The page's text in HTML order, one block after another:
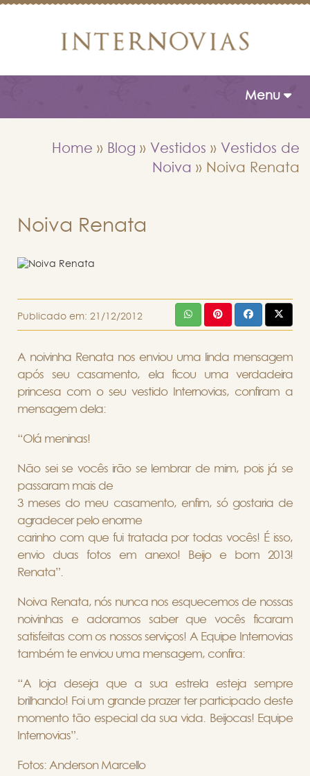
Toggle
Menu
Home » Blog » Vestidos » Vestidos de
Noiva » Noiva Renata
Noiva Renata
Publicado em: 21/12/2012
A noivinha Renata nos enviou uma linda mensagem
após seu casamento, ela ficou uma verdadeira
princesa com o seu vestido Internovias, confiram a
mensagem dela:
“Olá meninas!
Não sei se vocês irão se lembrar de mim, pois já se
passaram mais de
3 meses do meu casamento, enfim, só gostaria de
agradecer pelo enorme
carinho com que fui tratada por todas vocês! É isso,
envio duas fotos em anexo! Beijo e bom 2013!
Renata”.
Noiva Renata, nós nunca nos esquecemos de nossas
noivinhas e adoramos saber que vocês ficaram
satisfeitas com os nossos serviços! A Equipe Internovias
também te enviou uma mensagem, confira:
“A loja deseja que a sua estrela esteja sempre
brilhando! Foi um grande prazer ter participado deste
momento tão especial da sua vida. Beijocas! Equipe
Internovias”.
Fotos: Anderson Marcello